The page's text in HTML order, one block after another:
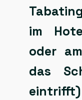
im
oder
das